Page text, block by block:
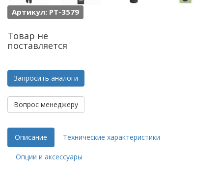
Артикул: PT-3579
Товар не
поставляется
Запросить аналоги
Вопрос менеджеру
Описание Технические характеристики
Опции и аксессуары